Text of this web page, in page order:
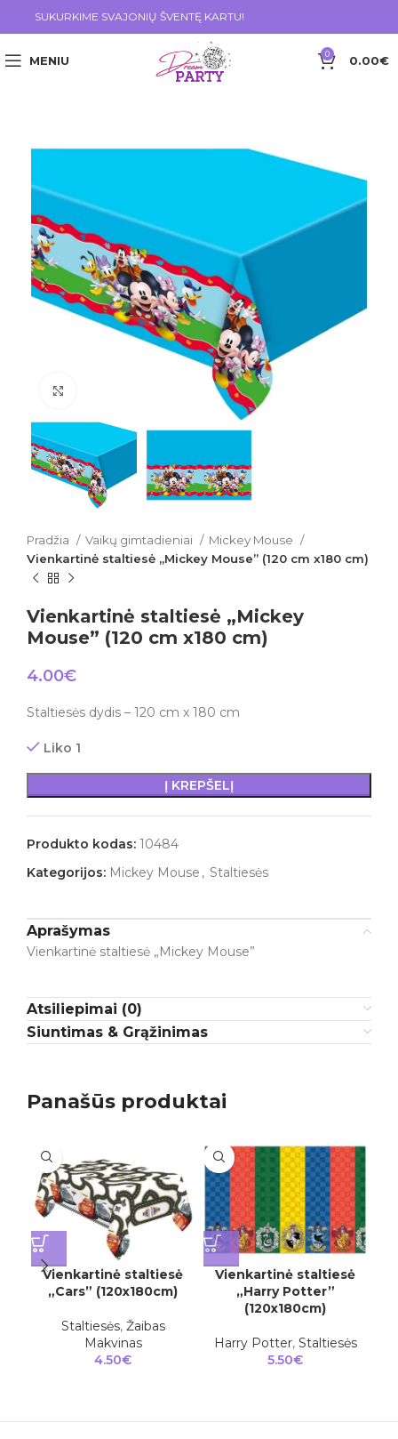
SUKURKIME SVAJONIŲ ŠVENTĘ KARTU!
MENIU 0 0.00€
Pradžia Vaikų gimtadieniai
Mickey Mouse
Vienkartinė staltiesė „Mickey Mouse” (120 cm x180 cm)
Vienkartinė staltiesė „Mickey
Mouse” (120 cm x180 cm)
4.00€
Staltiesės dydis – 120 cm x 180 cm
Liko 1
Į KREPŠELĮ
Produkto kodas: 10484
Kategorijos: Mickey Mouse , Staltiesės
Aprašymas
Vienkartinė staltiesė „Mickey Mouse”
Atsiliepimai (0)
Siuntimas & Grąžinimas
Panašūs produktai
Vienkartinė staltiesė
„Cars” (120x180cm)
Staltiesės, Žaibas
Makvinas
4.50€
Vienkartinė staltiesė
„Harry Potter”
(120x180cm)
Harry Potter, Staltiesės
5.50€